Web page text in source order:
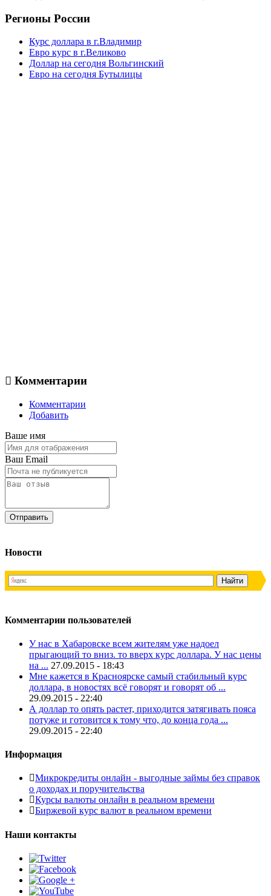
Регионы России
Курс доллара в г.Владимир
Евро курс в г.Великово
Доллар на сегодня Вольгинский
Евро на сегодня Бутылицы
Комментарии
Комментарии
Добавить
Ваше имя
Ваш Email
Новости
Комментарии пользователей
У нас в Хабаровске всем жителям уже надоел
прыгающий то вниз. то вверх курс доллара. У нас цены
на ... 27.09.2015 - 18:43
Мне кажется в Красноярске самый стабильный курс
доллара, в новостях всё говорят и говорят об ...
29.09.2015 - 22:40
А доллар то опять растет, приходится затягивать пояса
потуже и готовится к тому что, до конца года ...
29.09.2015 - 22:40
Информация
Микрокредиты онлайн - выгодные займы без справок
о доходах и поручительства
Курсы валюты онлайн в реальном времени
Биржевой курс валют в реальном времени
Наши контакты